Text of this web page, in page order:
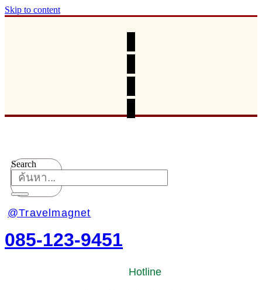
Skip to content
Search
@Travelmagnet
085-123-9451
Hotline